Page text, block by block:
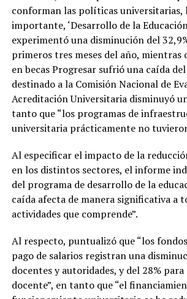
conforman las políticas universitarias,
importante, ‘Desarrollo de la
experimentó una disminución del
primeros tres meses del año, mientras
en becas Progresar sufrió una caída
destinado a la Comisión Nacional de
Acreditación Universitaria disminuyó
tanto que “los programas de
universitaria prácticamente no
Al especificar el impacto de la
en los distintos sectores, el informe
del programa de desarrollo de la
caída afecta de manera significativa a
actividades que comprende”.
Al respecto, puntualizó que “los
pago de salarios registran una
docentes y autoridades, y del 28%
docente”, en tanto que “el